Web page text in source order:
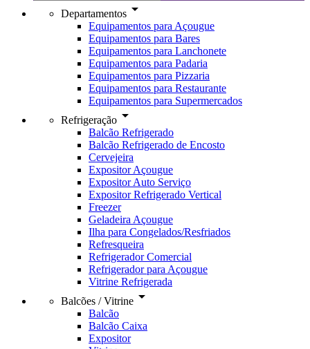
Departamentos arrow_drop_down
Equipamentos para Açougue
Equipamentos para Bares
Equipamentos para Lanchonete
Equipamentos para Padaria
Equipamentos para Pizzaria
Equipamentos para Restaurante
Equipamentos para Supermercados
Refrigeração arrow_drop_down
Balcão Refrigerado
Balcão Refrigerado de Encosto
Cervejeira
Expositor Açougue
Expositor Auto Serviço
Expositor Refrigerado Vertical
Freezer
Geladeira Açougue
Ilha para Congelados/Resfriados
Refresqueira
Refrigerador Comercial
Refrigerador para Açougue
Vitrine Refrigerada
Balcões / Vitrine arrow_drop_down
Balcão
Balcão Caixa
Expositor